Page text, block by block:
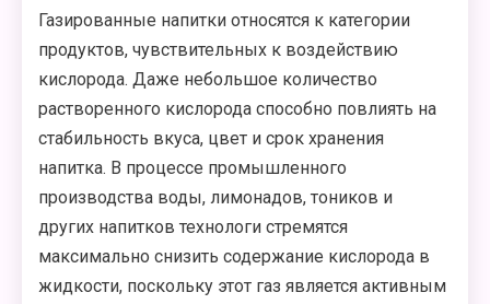
Газированные напитки относятся к категории
продуктов, чувствительных к воздействию
кислорода. Даже небольшое количество
растворенного кислорода способно повлиять на
стабильность вкуса, цвет и срок хранения
напитка. В процессе промышленного
производства воды, лимонадов, тоников и
других напитков технологи стремятся
максимально снизить содержание кислорода в
жидкости, поскольку этот газ является активным